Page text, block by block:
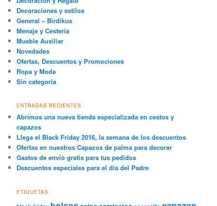
Decoraciones y estilos
General – Birdikus
Menaje y Cestería
Mueble Auxiliar
Novedades
Ofertas, Descuentos y Promociones
Ropa y Moda
Sin categoría
ENTRADAS RECIENTES
Abrimos una nueva tienda especializada en cestos y
capazos
Llega el Black Friday 2016, la semana de los descuentos
Ofertas en nuestros Capazos de palma para decorar
Gastos de envío gratis para tus pedidos
Descuentos especiales para el día del Padre
ETIQUETAS